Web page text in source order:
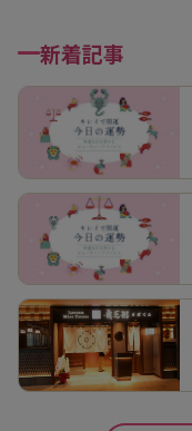
新着記事